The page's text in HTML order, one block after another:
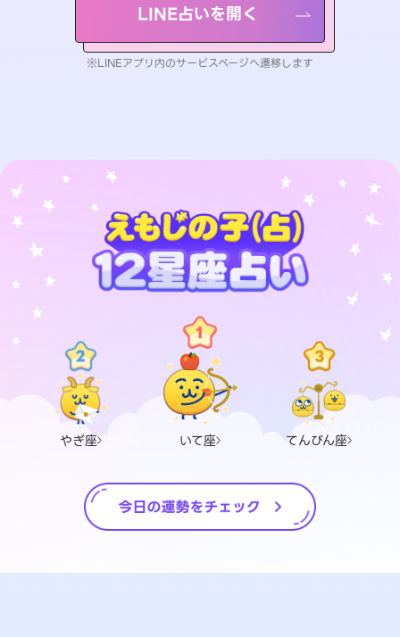
LINE占いを開く
※LINEアプリ内のサービスページへ遷移します
やぎ座 いて座 てんびん座